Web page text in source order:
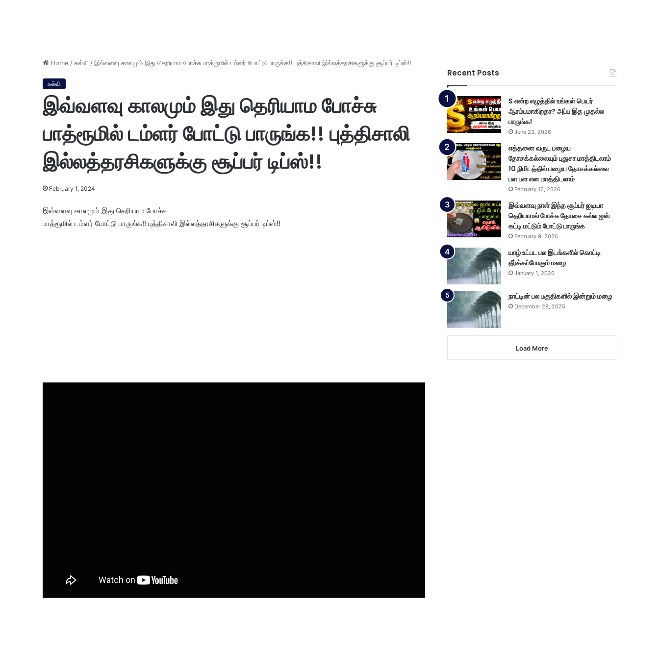
Home /கல்வி /இவ்வளவு காலமும் இது தெரியாம போச்சு பாத்ரூமில் டம்ளர் போட்டு பாருங்க!! புத்திசாலி இல்லத்தரசிகளுக்கு சூப்பர் டிப்ஸ்!!
கல்வி
இவ்வளவு காலமும் இது தெரியாம போச்சு
பாத்ரூமில் டம்ளர் போட்டு பாருங்க!! புத்திசாலி
இல்லத்தரசிகளுக்கு சூப்பர் டிப்ஸ்!!
February 1, 2024
இவ்வளவு காலமும் இது தெரியாம போச்சு
பாத்ரூமில் டம்ளர் போட்டு பாருங்க!! புத்திசாலி இல்லத்தரசிகளுக்கு சூப்பர் டிப்ஸ்!!
Recent Posts
S என்ற எழுத்தில் உங்கள் பெயர்
ஆரம்பமாகிறதா? அப்ப இத முதல்ல
பாருங்க!
June 23, 2026
எத்தனை வருட பழைய
தோசக்கல்லையும் புதுசா மாத்திடலாம்
10 நிமிடத்தில் பழைய தோசக்கல்லை
பள பள என மாத்திடலாம்
February 12, 2026
இவ்வளவு நாள் இந்த சூப்பர் ஐடியா
தெரியாமல் போச்சு தோசை கல்ல ஐஸ்
கட்டி மட்டும் போட்டு பாருங்க
February 9, 2026
யாழ் உட்பட பல இடங்களில் கொட்டி
தீர்க்கப்போகும் மழை
January 1, 2026
நாட்டின் பல பகுதிகளில் இன்றும் மழை
December 28, 2025
Load More